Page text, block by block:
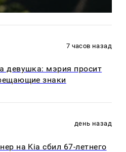
7 часов назад
девушка: мэрия просит
знаки
день назад
на Kia сбил 67-летнего